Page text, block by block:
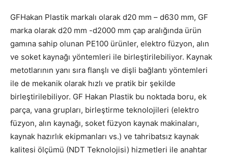
GFHakan Plastik markalı olarak d20 mm – d630 mm, GF
marka olarak d20 mm -d2000 mm çap aralığında ürün
gamına sahip olunan PE100 ürünler, elektro füzyon, alın
ve soket kaynağı yöntemleri ile birleştirilebiliyor. Kaynak
metotlarının yanı sıra flanşlı ve dişli bağlantı yöntemleri
ile de mekanik olarak hızlı ve pratik bir şekilde
birleştirilebiliyor. GF Hakan Plastik bu noktada boru, ek
parça, vana grupları, birleştirme teknolojileri (elektro
füzyon, alın kaynağı, soket füzyon kaynak makinaları,
kaynak hazırlık ekipmanları vs.) ve tahribatsız kaynak
kalitesi ölçümü (NDT Teknolojisi) hizmetleri ile anahtar